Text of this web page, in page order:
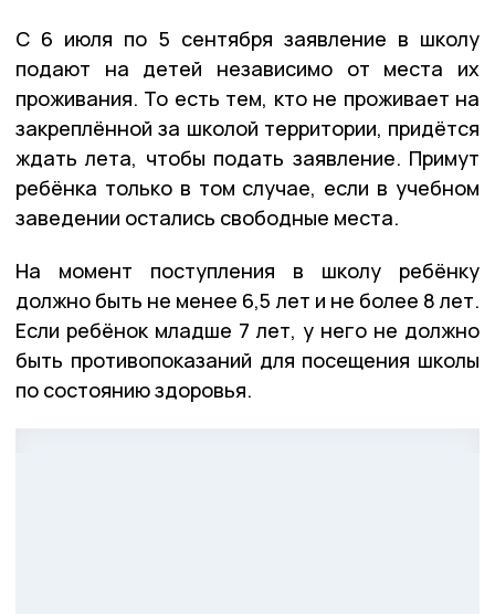
С 6 июля по 5 сентября заявление в школу
подают на детей независимо от места их
проживания. То есть тем, кто не проживает на
закреплённой за школой территории, придётся
ждать лета, чтобы подать заявление. Примут
ребёнка только в том случае, если в учебном
заведении остались свободные места.
На момент поступления в школу ребёнку
должно быть не менее 6,5 лет и не более 8 лет.
Если ребёнок младше 7 лет, у него не должно
быть противопоказаний для посещения школы
по состоянию здоровья.